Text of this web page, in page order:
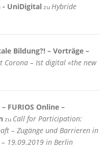
- UniDigitalzu Hybride
Bildung?! – Vorträge –
Corona – Ist digital «the new
FURIOS Online –
zu Call for Participation:
– Zugänge und Barrieren in
19.09.2019 in Berlin